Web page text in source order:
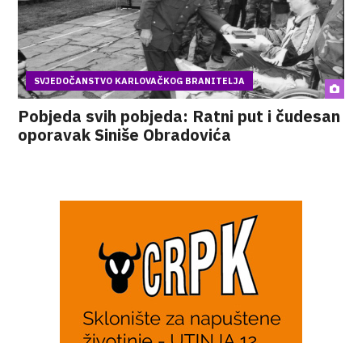
SVJEDOČANSTVO KARLOVAČKOG BRANITELJA
Pobjeda svih pobjeda: Ratni put i čudesan
oporavak Siniše Obradovića